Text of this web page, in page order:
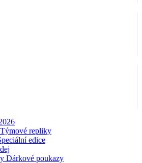
Týmové repliky
edice
Dárkové poukazy